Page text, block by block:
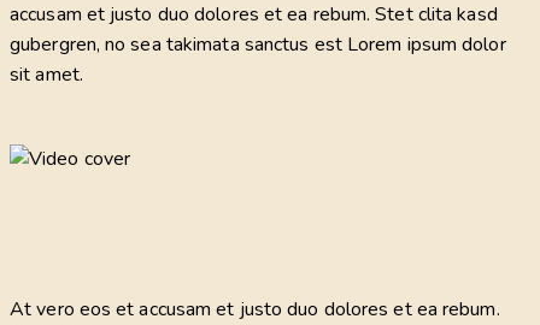
accusam et justo duo dolores et ea rebum. Stet clita kasd
gubergren, no sea takimata sanctus est Lorem ipsum dolor
sit amet.
At vero eos et accusam et justo duo dolores et ea rebum.